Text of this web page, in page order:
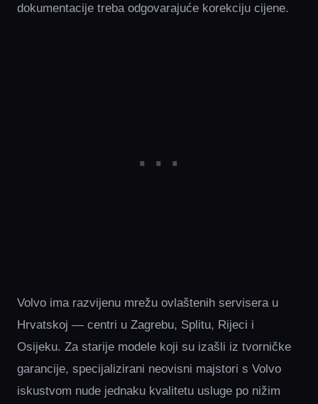
dokumentacije treba odgovarajuće korekciju cijene.
Volvo ima razvijenu mrežu ovlaštenih servisera u
Hrvatskoj — centri u Zagrebu, Splitu, Rijeci i
Osijeku. Za starije modele koji su izašli iz tvorničke
garancije, specijalizirani neovisni majstori s Volvo
iskustvom nude jednaku kvalitetu usluge po nižim